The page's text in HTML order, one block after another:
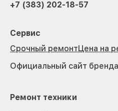
+7 (383) 202-18-57
Сервис
Срочный ремонтЦена на
Официальный сайт
Ремонт техники